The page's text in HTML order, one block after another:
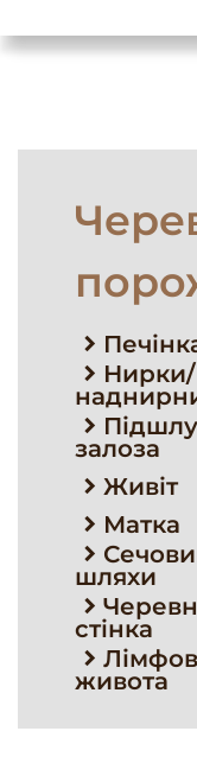
Нирки/
залоза
Живіт
Матка
шляхи
стінка
живота